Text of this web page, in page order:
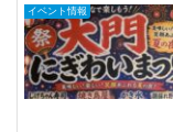
イベント情報